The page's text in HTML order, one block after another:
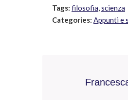
Tags: filosofia,scienza
Categories: Appunti e